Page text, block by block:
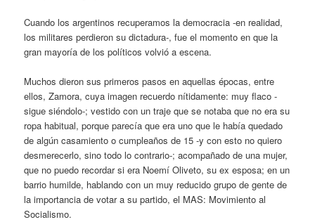
Cuando los argentinos recuperamos la democracia -en realidad,
los militares perdieron su dictadura-, fue el momento en que la
gran mayoría de los políticos volvió a escena.
Muchos dieron sus primeros pasos en aquellas épocas, entre
ellos, Zamora, cuya imagen recuerdo nítidamente: muy flaco -
sigue siéndolo-; vestido con un traje que se notaba que no era su
ropa habitual, porque parecía que era uno que le había quedado
de algún casamiento o cumpleaños de 15 -y con esto no quiero
desmerecerlo, sino todo lo contrario-; acompañado de una mujer,
que no puedo recordar si era Noemí Oliveto, su ex esposa; en un
barrio humilde, hablando con un muy reducido grupo de gente de
la importancia de votar a su partido, el MAS: Movimiento al
Socialismo.